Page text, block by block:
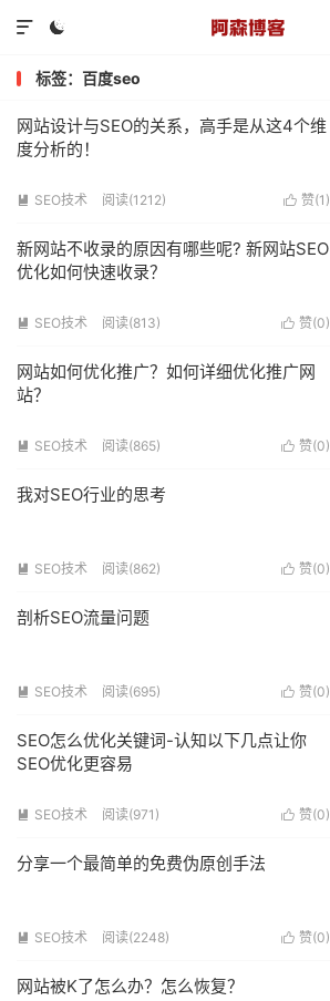


标签：百度seo
网站设计与SEO的关系，高手是从这4个维
度分析的！
 赞(1 )
 SEO技术 阅读(1212)
新网站不收录的原因有哪些呢? 新网站SEO
优化如何快速收录？
 赞(0)
 SEO技术 阅读(813)
网站如何优化推广？如何详细优化推广网
站？
 赞(0)
 SEO技术 阅读(865)
我对SEO行业的思考
 赞(0)
 SEO技术 阅读(862)
剖析SEO流量问题
 赞(0)
 SEO技术 阅读(695)
SEO怎么优化关键词-认知以下几点让你
SEO优化更容易
 赞(0)
 SEO技术 阅读(971)
分享一个最简单的免费伪原创手法
 赞(0)
 SEO技术 阅读(2248)
网站被K了怎么办？怎么恢复？